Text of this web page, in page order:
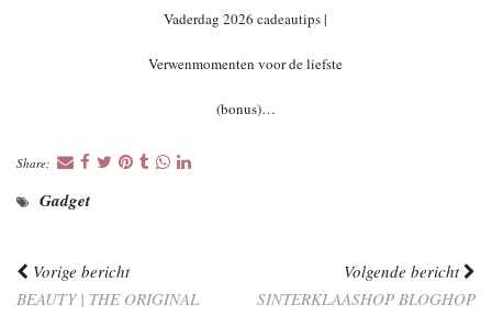
Vaderdag 2026 cadeautips |
Verwenmomenten voor de liefste
(bonus)…
Share:
Gadget
Vorige bericht
BEAUTY | THE ORIGINAL
Volgende bericht
SINTERKLAASHOP BLOGHOP